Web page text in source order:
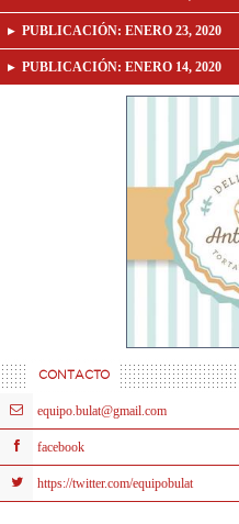
PUBLICACIÓN: ENERO 23, 2020
PUBLICACIÓN: ENERO 14, 2020
CONTACTO
equipo.bulat@gmail.com
facebook
https://twitter.com/equipobulat